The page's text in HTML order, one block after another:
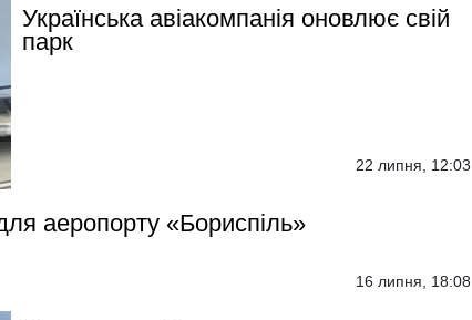
Українська авіакомпанія оновлює свій
парк
22 липня, 12:03
аеропорту «Бориспіль»
16 липня, 18:08